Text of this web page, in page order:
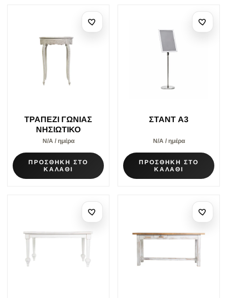
ΤΡΑΠΕΖΙ ΓΩΝΙΑΣ
ΝΗΣΙΩΤΙΚΟ
Ν/Α / ημέρα
ΠΡΟΣΘΗΚΗ ΣΤΟ
ΚΑΛΑΘΙ
ΣΤΑΝΤ A3
Ν/Α / ημέρα
ΠΡΟΣΘΗΚΗ ΣΤΟ
ΚΑΛΑΘΙ